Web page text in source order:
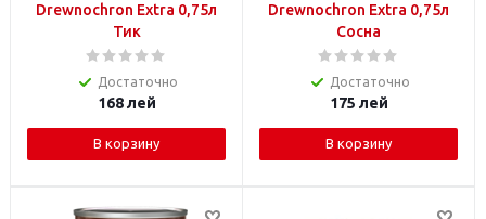
Drewnochron Extra 0,75л
Тик
Достаточно
168лей
В корзину
Drewnochron Extra 0,75л
Сосна
Достаточно
175 лей
В корзину